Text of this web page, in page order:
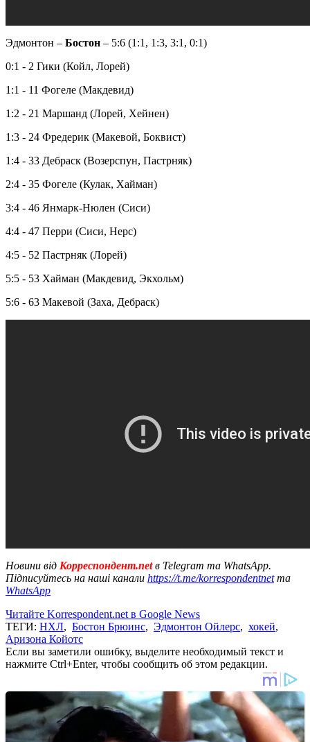
Эдмонтон – Бостон – 5:6 (1:1, 1:3, 3:1, 0:1)
0:1 - 2 Гики (Койл, Лорей)
1:1 - 11 Фогеле (Макдевид)
1:2 - 21 Маршанд (Лорей, Хейнен)
1:3 - 24 Фредерик (Макевой, Боквист)
1:4 - 33 Дебраск (Возерспун, Пастрняк)
2:4 - 35 Фогеле (Кулак, Хайман)
3:4 - 46 Янмарк-Нюлен (Сиси)
4:4 - 47 Перри (Сиси, Нерс)
4:5 - 52 Пастрняк (Лорей)
5:5 - 53 Хайман (Макдевид, Экхольм)
5:6 - 63 Макевой (Заха, Дебраск)
Новини від Корреспондент.netв Telegram та WhatsApp.
Підписуйтесь на наші канали https://t.me/korrespondentnetта
WhatsApp
Читайте Korrespondent.net в Google News
ТЕГИ: НХЛ, Бостон Брюинс, Эдмонтон Ойлерс, хокей,
Аризона Койотс
Если вы заметили ошибку, выделите необходимый текст и
нажмите Ctrl+Enter, чтобы сообщить об этом редакции.